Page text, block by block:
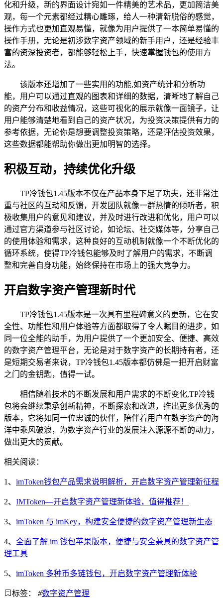
化和升级，新的界面设计宛如一件精美的艺术品，更加简洁美
观，每一个元素都经过精心雕琢，给人一种清新脱俗的感觉，
操作方式也更加直观易懂，就像为用户提供了一本简单易懂的
操作手册，无论是初涉数字资产领域的新手用户，还是经验丰
富的资深投资者，都能够轻松上手，快速掌握钱包的使用方
法。
该版本还增加了一些实用的功能,如资产统计和分析功
能，用户可以通过直观的图表和详细的数据，清晰地了解自己
的资产分布和收益情况，这些可视化的展示就像一面镜子，让
用户能够清楚地看到自己的资产状况，为投资决策提供有力的
参考依据，无论你是想要调整投资策略，还是评估投资效果，
这些数据都能帮助你做出更加明智的选择。
积极互动，持续优化升级
TP冷钱包1.45版本不仅在产品本身下足了功夫，还非常注
重与社区的互动和反馈，开发团队就像一群热情的倾听者，积
极收集用户的意见和建议，并及时进行改进和优化，用户可以
通过官方渠道参与社区讨论，如论坛、社交媒体等，分享自己
的使用体验和需求，这种良好的互动机制就像一个不断优化的
循环系统，使得TP冷钱包能够及时了解用户的需求，不断调
整和完善自身功能，始终保持在市场上的强大竞争力。
开启数字资产管理新时代
TP冷钱包1.45版本是一次具有里程碑意义的更新，它在安
全性、功能性和用户体验等方面都取得了令人瞩目的进步，如
同一位全能的助手，为用户提供了一个更加安全、便捷、高效
的数字资产管理平台，无论是对于数字资产的长期持有者，还
是短期交易者来说，TP冷钱包1.45版本都仿佛是一把开启财富
之门的金钥匙，值得一试。
相信随着技术的不断发展和用户需求的不断变化,TP冷钱
包将会继续秉承创新精神，不断探索和改进，推出更多优秀的
版本，它将如同一位忠诚的伙伴，陪伴着用户在数字资产的海
洋中乘风破浪，为数字资产行业的发展注入源源不断的动力，
做出更大的贡献。
相关阅读：
1、 imToken钱包产品需求说明解析，开启数字资产管理新征程
2、 IMToken—开启数字资产管理新体验，值得推荐！
3、 imToken 与 imKey，构建安全便捷的数字资产管理新生态
4、 全面了解 im 钱包苹果版本，便捷与安全兼具的数字资产管
理工具
5、 imToken 多种币多链钱包，开启数字资产管理新体验
标签： #数字资产管理